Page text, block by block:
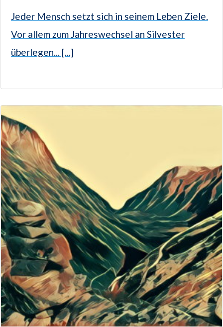
Jeder Mensch setzt sich in seinem Leben Ziele.
Vor allem zum Jahreswechsel an Silvester
überlegen... [...]